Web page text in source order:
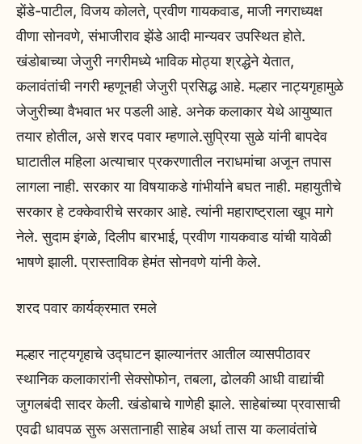
झेंडे-पाटील, विजय कोलते, प्रवीण गायकवाड, माजी नगराध्यक्ष
वीणा सोनवणे, संभाजीराव झेंडे आदी मान्यवर उपस्थित होते.
खंडोबाच्या जेजुरी नगरीमध्ये भाविक मोठ्या श्रद्धेने येतात,
कलावंतांची नगरी म्हणूनही जेजुरी प्रसिद्ध आहे. मल्हार नाट्यगृहामुळे
जेजुरीच्या वैभवात भर पडली आहे. अनेक कलाकार येथे आयुष्यात
तयार होतील, असे शरद पवार म्हणाले.सुप्रिया सुळे यांनी बापदेव
घाटातील महिला अत्याचार प्रकरणातील नराधमांचा अजून तपास
लागला नाही. सरकार या विषयाकडे गांभीर्याने बघत नाही. महायुतीचे
सरकार हे टक्केवारीचे सरकार आहे. त्यांनी महाराष्ट्राला खूप मागे
नेले. सुदाम इंगळे, दिलीप बारभाई, प्रवीण गायकवाड यांची यावेळी
भाषणे झाली. प्रास्ताविक हेमंत सोनवणे यांनी केले.
शरद पवार कार्यक्रमात रमले
मल्हार नाट्यगृहाचे उद्घाटन झाल्यानंतर आतील व्यासपीठावर
स्थानिक कलाकारांनी सेक्सोफोन, तबला, ढोलकी आधी वाद्यांची
जुगलबंदी सादर केली. खंडोबाचे गाणेही झाले. साहेबांच्या प्रवासाची
एवढी धावपळ सुरू असतानाही साहेब अर्धा तास या कलावंतांचे